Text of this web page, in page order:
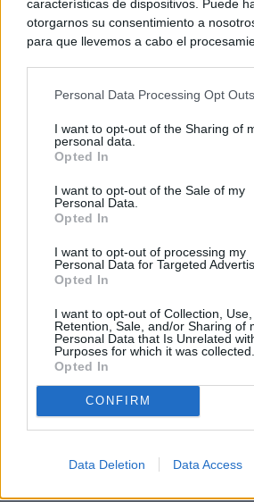
características de dispositivos. Puede
otorgarnos su consentimiento a
para que llevemos a cabo el
negar su consentimiento. Tenga en
de su consentimiento, pero usted tiene
rechazar tal procesamiento. Sus
cualquier momento entrando de nuevo
visitando nuestra política de privacidad.
Personal Data Processing Opt Outs
I want to opt-out of the Sharing of
personal data.
Opted In
I want to opt-out of the Sale of my
Personal Data.
Opted In
I want to opt-out of processing my
Personal Data for Targeted
Opted In
I want to opt-out of Collection, Use,
Retention, Sale, and/or Sharing of
Personal Data that Is Unrelated
Purposes for which it was collected.
Opted In
CONFIRM
Data Deletion Data Access